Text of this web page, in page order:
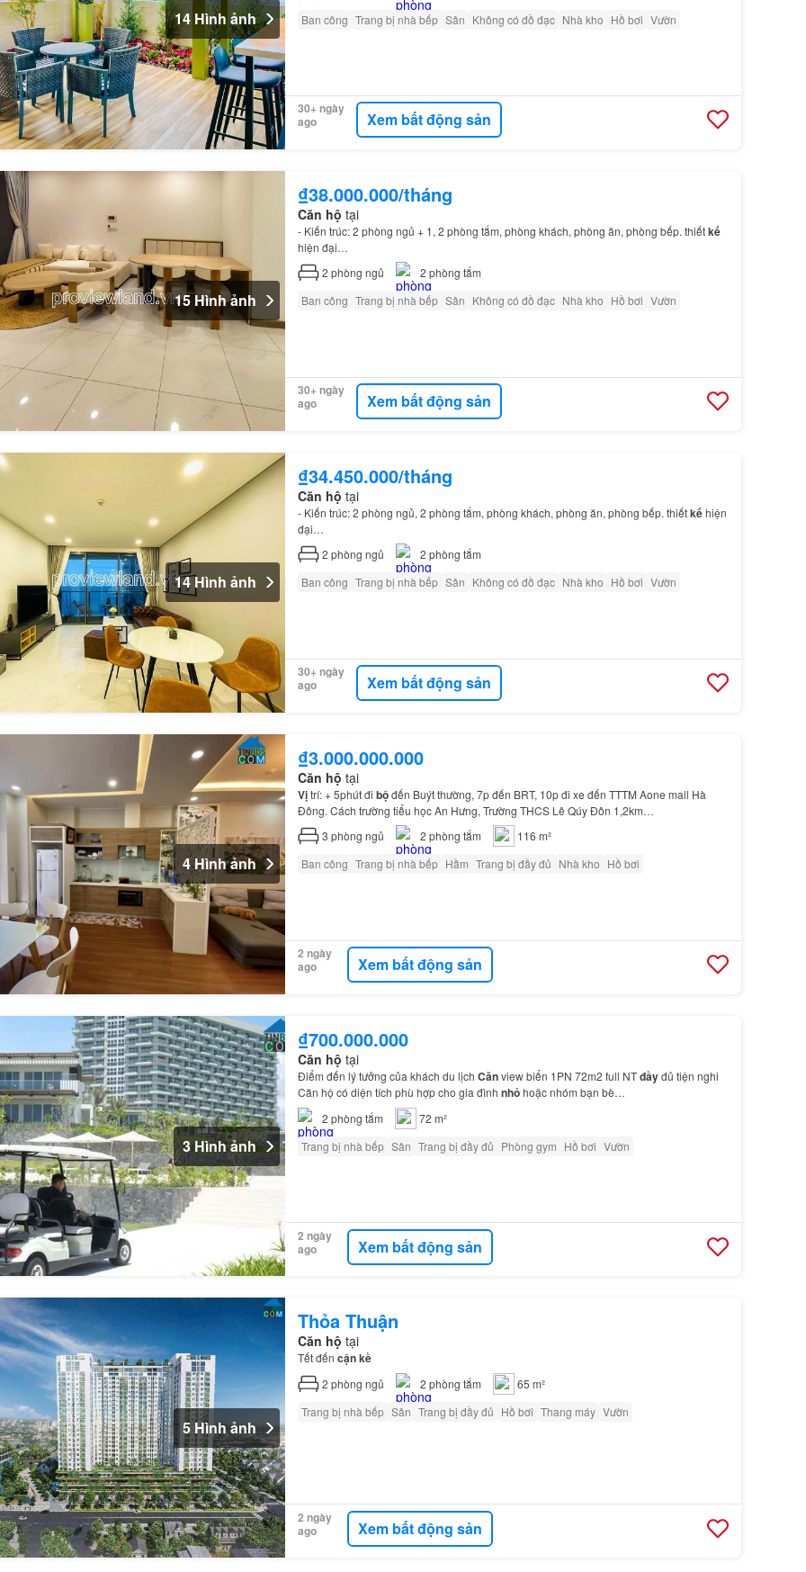
14 Hình ảnh
Ban công Trang bị nhà bếp Sân Không có đồ đạc Nhà kho Hồ bơi Vườn
30+ ngày
ago
Xem bất động sản
15 Hình ảnh
₫38.000.000/tháng
Căn hộ tại
- Kiến trúc: 2 phòng ngủ + 1, 2 phòng tắm, phòng khách, phòng ăn, phòng bếp. thiếtkế
hiện đại…
2 phòng ngủ 2 phòng tắm
Ban công Trang bị nhà bếp Sân Không có đồ đạc Nhà kho Hồ bơi Vườn
30+ ngày
ago
Xem bất động sản
14 Hình ảnh
₫34.450.000/tháng
Căn hộ tại
- Kiến trúc: 2 phòng ngủ, 2 phòng tắm, phòng khách, phòng ăn, phòng bếp. thiếtkếhiện
đại…
2 phòng ngủ 2 phòng tắm
Ban công Trang bị nhà bếp Sân Không có đồ đạc Nhà kho Hồ bơi Vườn
30+ ngày
ago
Xem bất động sản
4 Hình ảnh
₫3.000.000.000
Căn hộ tại
Vịtrí: + 5phút đi bộđến Buýt thường, 7p đến BRT, 10p đi xe đến TTTM Aone mall Hà
Đông. Cách trường tiểu học An Hưng, Trường THCS Lê Qúy Đôn 1,2km…
3 phòng ngủ 2 phòng tắm
116 m²
Ban công Trang bị nhà bếp Hầm Trang bị đầy đủ Nhà kho Hồ bơi
2 ngày
ago
Xem bất động sản
3 Hình ảnh
₫700.000.000
Căn hộ tại
Điểm đến lý tưởng của khách du lịch Cănview biển 1PN 72m2 full NTđầyđủ tiện nghi
Căn hộ có diện tích phù hợp cho gia đình nhỏhoặc nhóm bạn bè…
2 phòng tắm
72 m²
Trang bị nhà bếp Sân Trang bị đầy đủ Phòng gym Hồ bơi Vườn
2 ngày
ago
Xem bất động sản
5 Hình ảnh
Thỏa Thuận
Căn hộ tại
Tết đến cậnkề
2 phòng ngủ 2 phòng tắm
65 m²
Trang bị nhà bếp Sân Trang bị đầy đủ Hồ bơi Thang máy Vườn
2 ngày
ago
Xem bất động sản